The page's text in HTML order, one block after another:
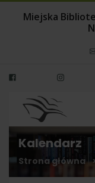
Miejska
Wyszukaj
Wybierz miejsce
Kalendarz
Strona główna